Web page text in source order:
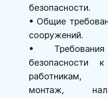
безопасности.
Общие
сооружений.
безопасности
работникам,
монтаж,